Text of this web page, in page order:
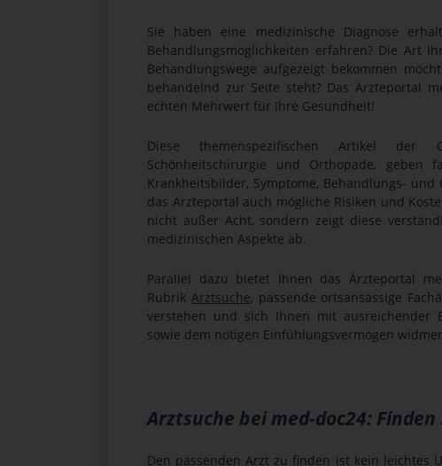
Sie haben eine medizinische Diagnose
Behandlungsmöglichkeiten erfahren? Die Art
Behandlungswege aufgezeigt bekommen
behandelnd zur Seite steht? Das Ärzteportal
echten Mehrwert für Ihre Gesundheit!
Diese themenspezifischen Artikel der
Schönheitschirurgie und Orthopäde, geben
Krankheitsbilder, Symptome, Behandlungs-
das Ärzteportal auch mögliche Risiken und
nicht außer Acht, sondern zeigt diese
medizinischen Aspekte ab.
Parallel dazu bietet Ihnen das Ärzteportal
Rubrik Arztsuche, passende ortsansässige
verstehen und sich Ihnen mit ausreichender
sowie dem nötigen Einfühlungsvermögen
Arztsuche bei med-doc24:
Den passenden Arzt zu finden ist kein leichtes